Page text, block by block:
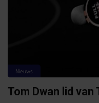
Nieuws
Tom Dwan lid van